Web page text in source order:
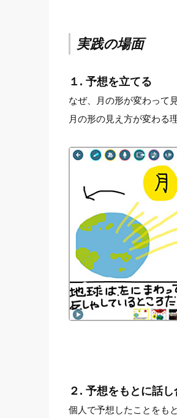
実践の場面
１. 予想を立てる
なぜ、月の形が変わって
月の形の見え方が変わる
２. 予想をもとに話し
個人で予想したことをも